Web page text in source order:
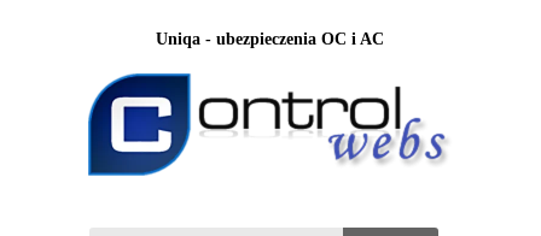
Uniqa - ubezpieczenia OC i AC